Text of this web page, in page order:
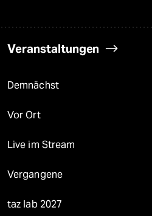
Veranstaltungen
Demnächst
Vor Ort
Live im Stream
Vergangene
taz lab 2027